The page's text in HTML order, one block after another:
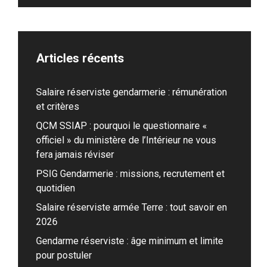
Articles récents
Salaire réserviste gendarmerie : rémunération
et critères
QCM SSIAP : pourquoi le questionnaire «
officiel » du ministère de l’Intérieur ne vous
fera jamais réviser
PSIG Gendarmerie : missions, recrutement et
quotidien
Salaire réserviste armée Terre : tout savoir en
2026
Gendarme réserviste : âge minimum et limite
pour postuler